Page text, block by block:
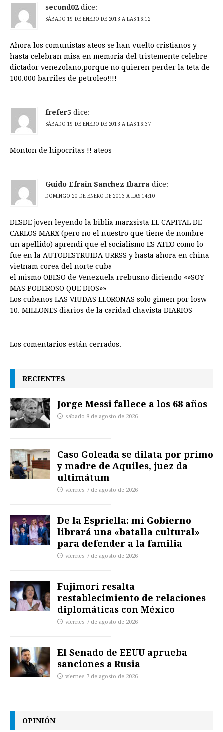
second02 dice:
SÁBADO 19 DE ENERO DE 2013 A LAS 16:12
Ahora los comunistas ateos se han vuelto cristianos y
hasta celebran misa en memoria del tristemente celebre
dictador venezolano,porque no quieren perder la teta de
100.000 barriles de petroleo!!!!
frefer5 dice:
SÁBADO 19 DE ENERO DE 2013 A LAS 16:37
Monton de hipocritas !! ateos
Guido Efrain Sanchez Ibarra dice:
DOMINGO 20 DE ENERO DE 2013 A LAS 14:10
DESDE joven leyendo la biblia marxsista EL CAPITAL DE
CARLOS MARX (pero no el nuestro que tiene de nombre
un apellido) aprendi que el socialismo ES ATEO como lo
fue en la AUTODESTRUIDA URRSS y hasta ahora en china
vietnam corea del norte cuba
el mismo OBESO de Venezuela rrebusno diciendo «»SOY
MAS PODEROSO QUE DIOS»»
Los cubanos LAS VIUDAS LLORONAS solo gimen por losw
10. MILLONES diarios de la caridad chavista DIARIOS
Los comentarios están cerrados.
RECIENTES
Jorge Messi fallece a los 68 años
sábado 8 de agosto de 2026
Caso Goleada se dilata por primo
y madre de Aquiles, juez da
ultimátum
viernes 7 de agosto de 2026
De la Espriella: mi Gobierno
librará una «batalla cultural»
para defender a la familia
viernes 7 de agosto de 2026
Fujimori resalta
restablecimiento de relaciones
diplomáticas con México
viernes 7 de agosto de 2026
El Senado de EEUU aprueba
sanciones a Rusia
viernes 7 de agosto de 2026
OPINIÓN